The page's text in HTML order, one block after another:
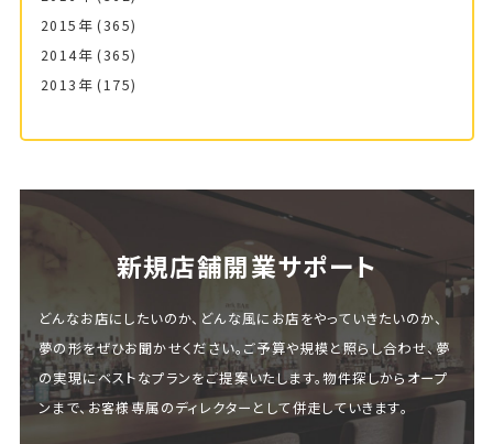
2015年 (365)
2014年 (365)
2013年 (175)
新規店舗開業サポート
どんなお店にしたいのか、どんな風にお店をやっていきたいのか、
夢の形をぜひお聞かせください。ご予算や規模と照らし合わせ、夢
の実現にベストなプランをご提案いたします。物件探しからオープ
ンまで、お客様専属のディレクターとして併走していきます。